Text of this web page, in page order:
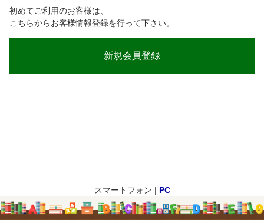
初めてご利用のお客様は、
こちらからお客様情報登録を行って下さい。
スマートフォン | PC